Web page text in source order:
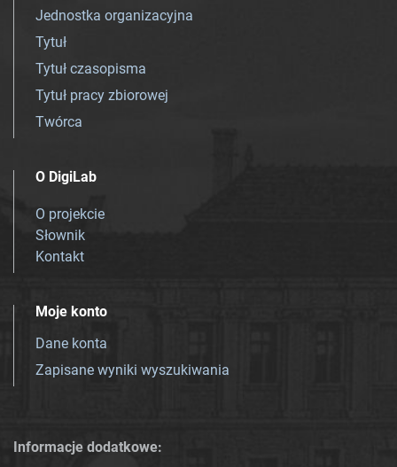
Jednostka organizacyjna
Tytuł
Tytuł czasopisma
Tytuł pracy zbiorowej
Twórca
O DigiLab
O projekcie
Słownik
Kontakt
Moje konto
Dane konta
Zapisane wyniki wyszukiwania
Informacje dodatkowe: